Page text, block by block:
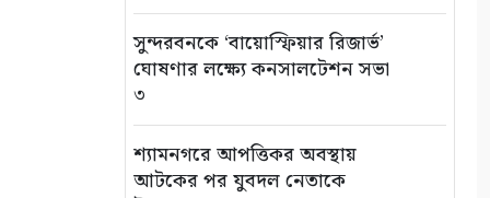
সুন্দরবনকে ‘বায়োস্ফিয়ার রিজার্ভ’
ঘোষণার লক্ষ্যে কনসালটেশন সভা
৩
শ্যামনগরে আপত্তিকর অবস্থায়
আটকের পর যুবদল নেতাকে